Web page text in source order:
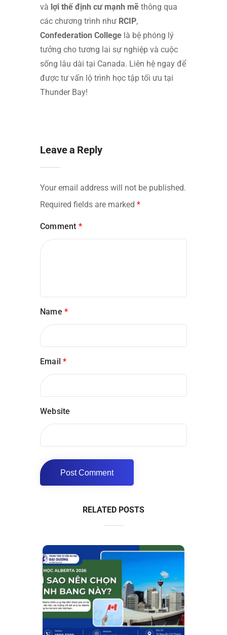
và lợi thế định cư mạnh mẽ thông qua
các chương trình như RCIP,
Confederation College là bệ phóng lý
tưởng cho tương lai sự nghiệp và cuộc
sống lâu dài tại Canada. Liên hệ ngay để
được tư vấn lộ trình học tập tối ưu tại
Thunder Bay!
Leave a Reply
Your email address will not be published.
Required fields are marked *
Comment *
Name *
Email*
Website
RELATED POSTS